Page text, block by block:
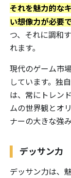
それを魅力的な
い想像力が必要で
つ、それに調和
れます。
現代のゲーム市
しています。独
は、常にトレン
ムの世界観とオ
ナーの大きな強
デッサン力
デッサン力は、